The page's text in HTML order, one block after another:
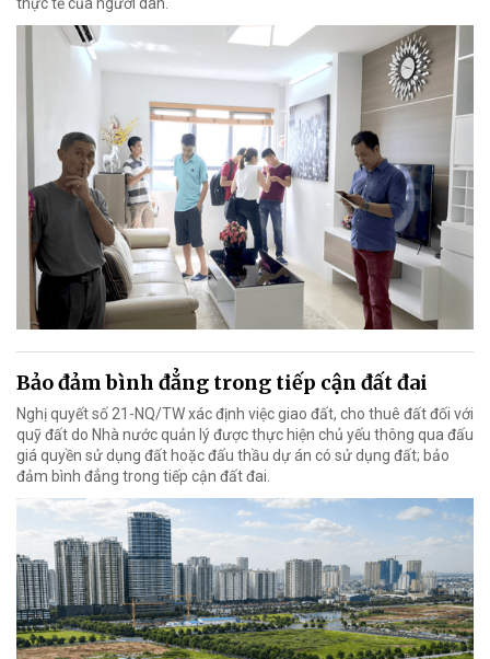
Bảo đảm bình đẳng trong tiếp cận đất đai
Nghị quyết số 21-NQ/TW xác định việc giao đất, cho thuê đất đối với
quỹ đất do Nhà nước quản lý được thực hiện chủ yếu thông qua đấu
giá quyền sử dụng đất hoặc đấu thầu dự án có sử dụng đất; bảo
đảm bình đẳng trong tiếp cận đất đai.